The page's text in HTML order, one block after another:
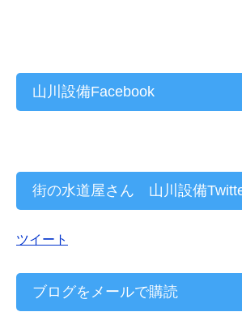
山川設備Facebook
街の水道屋さん 山川設備
ツイート
ブログをメールで購読